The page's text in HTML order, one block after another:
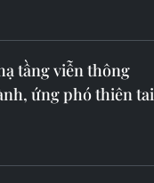
tầng viễn thông
ứng phó thiên tai